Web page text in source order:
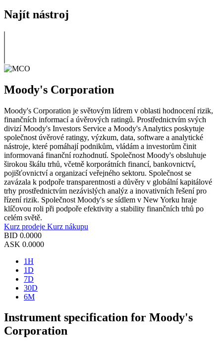
Najít nástroj
Moody's Corporation
Moody's Corporation je světovým lídrem v oblasti hodnocení rizik,
finančních informací a úvěrových ratingů. Prostřednictvím svých
divizí Moody's Investors Service a Moody's Analytics poskytuje
společnost úvěrové ratingy, výzkum, data, software a analytické
nástroje, které pomáhají podnikům, vládám a investorům činit
informovaná finanční rozhodnutí. Společnost Moody's obsluhuje
širokou škálu trhů, včetně korporátních financí, bankovnictví,
pojišťovnictví a organizací veřejného sektoru. Společnost se
zavázala k podpoře transparentnosti a důvěry v globální kapitálové
trhy prostřednictvím nezávislých analýz a inovativních řešení pro
řízení rizik. Společnost Moody's se sídlem v New Yorku hraje
klíčovou roli při podpoře efektivity a stability finančních trhů po
celém světě.
Kurz prodeje Kurz nákupu
BID 0.0000
ASK 0.0000
1H
1D
7D
30D
6M
Instrument specification for Moody's
Corporation